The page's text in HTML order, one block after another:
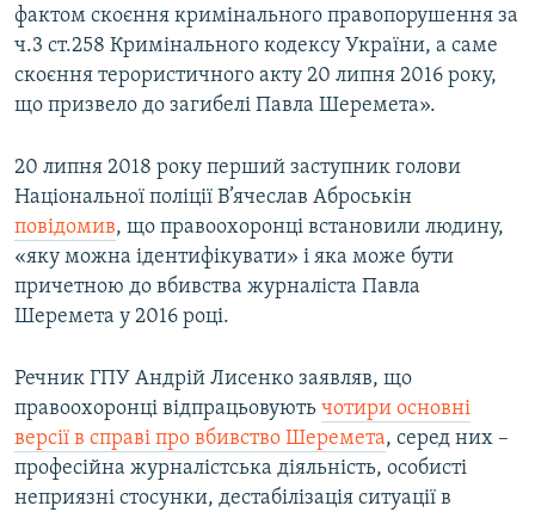
фактом скоєння кримінального правопорушення за
ч.3 ст.258 Кримінального кодексу України, а саме
скоєння терористичного акту 20 липня 2016 року,
що призвело до загибелі Павла Шеремета».
20 липня 2018 року перший заступник голови
Національної поліції В’ячеслав Аброськін
повідомив, що правоохоронці встановили людину,
«яку можна ідентифікувати» і яка може бути
причетною до вбивства журналіста Павла
Шеремета у 2016 році.
Речник ГПУ Андрій Лисенко заявляв, що
правоохоронці відпрацьовують чотири основні
версії в справі про вбивство Шеремета, серед них –
професійна журналістська діяльність, особисті
неприязні стосунки, дестабілізація ситуації в